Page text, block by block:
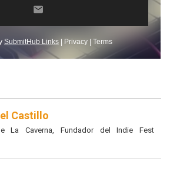
Castillo
La Caverna, Fundador del Indie Fest